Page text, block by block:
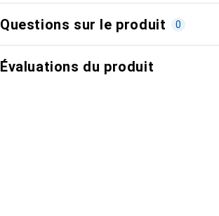
Questions sur le produit 0
Évaluations du produit